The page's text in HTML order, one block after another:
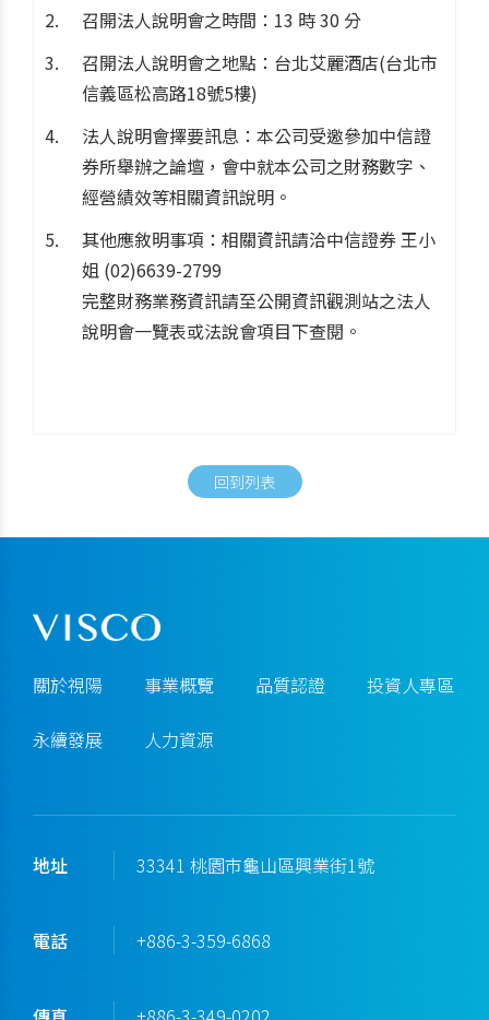
召開法人說明會之時間：13 時 30 分
召開法人說明會之地點：台北艾麗酒店(台北市
信義區松高路18號5樓)
法人說明會擇要訊息：本公司受邀參加中信證
券所舉辦之論壇，會中就本公司之財務數字、
經營績效等相關資訊說明。
其他應敘明事項：相關資訊請洽中信證券 王小
姐 (02)6639-2799
完整財務業務資訊請至公開資訊觀測站之法人
說明會一覽表或法說會項目下查閱。
回到列表
關於視陽 事業概覽 品質認證 投資人專區
永續發展 人力資源
地址 33341 桃園市龜山區興業街1號
電話 +886-3-359-6868